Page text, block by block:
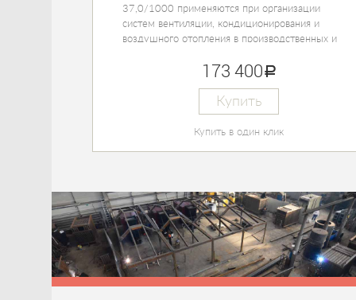
37,0/1000 применяются при организации
систем вентиляции, кондиционирования и
воздушного отопления в производственных и
других технологических объектов.
173 400руб.
Купить
Купить в один клик